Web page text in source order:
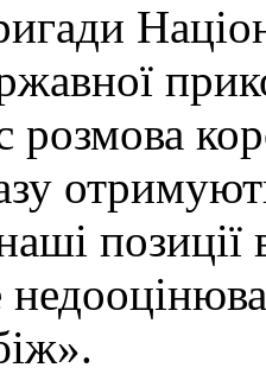
розмова
позиції